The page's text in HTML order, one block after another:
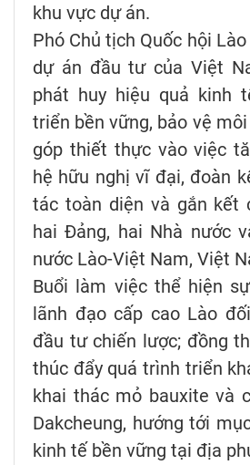
khu vực dự án.
Phó Chủ tịch Quốc hội
dự án đầu tư của Việt
phát huy hiệu quả kinh
triển bền vững, bảo vệ
góp thiết thực vào việc
hệ hữu nghị vĩ đại, đoàn
tác toàn diện và gắn kết
hai Đảng, hai Nhà nước
nước Lào-Việt Nam, Việt
Buổi làm việc thể hiện
lãnh đạo cấp cao Lào
đầu tư chiến lược; đồng
thúc đẩy quá trình triển
khai thác mỏ bauxite và
Dakcheung, hướng tới
kinh tế bền vững tại địa